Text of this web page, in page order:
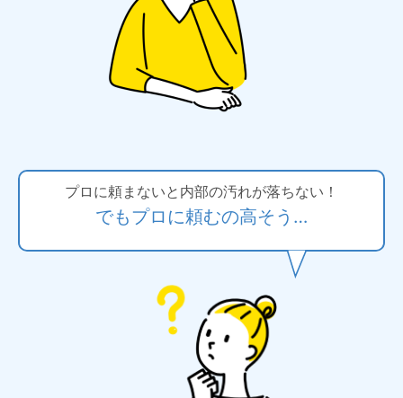
プロに頼まないと内部の汚れが落ちない！
でもプロに頼むの高そう…